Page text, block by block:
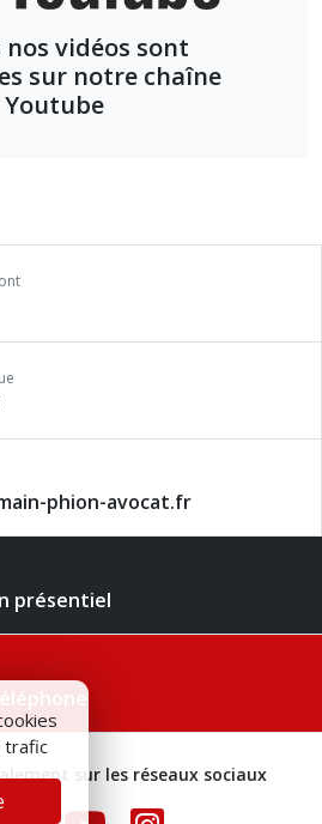
nos vidéos sont
sur notre chaîne
Youtube
phion-avocat.fr
présentiel
sur les réseaux sociaux
trafic